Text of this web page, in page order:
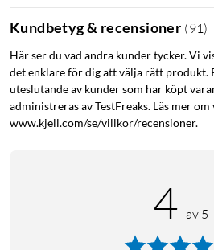
för prestanda. Apple ansvarar dock
enhet eller dess överensstämmelse
regleringsstandarder.
iPhone
iPhone 14 Pro Max, iPhone 14 Pro,
iPhone 13 Pro Max, iPhone 13 Pro,
Kundbetyg & recensioner (91 )
Här ser du vad andra kunder tycker. Vi
det enklare för dig att välja rätt produkt.
uteslutande av kunder som har köpt
administreras av TestFreaks. Läs mer
www.kjell.com/se/villkor/recensioner.
4 av 5